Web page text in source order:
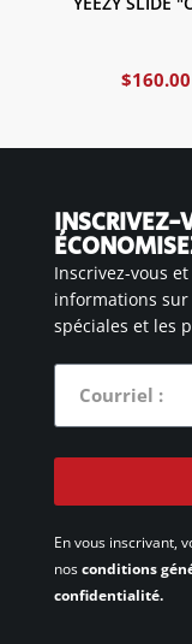
$160.00
INSCRIVEZ-
Inscrivez-vous
informations
spéciales et les
En vous inscrivant,
nosconditions
confidentialité.